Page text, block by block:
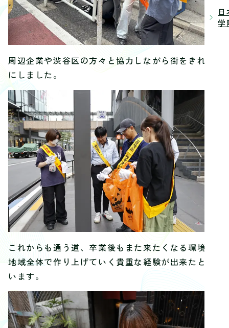
学
周辺企業や渋谷区の方々と協力しながら街をきれい
にしました。
これからも通う道、卒業後もまた来たくなる環境を
地域全体で作り上げていく貴重な経験が出来たと思
います。